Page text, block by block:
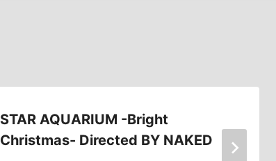
STAR AQUARIUM -Bright
Christmas- Directed BY NAKED